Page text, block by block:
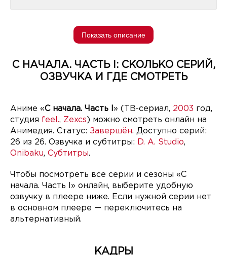
Показать описание
С НАЧАЛА. ЧАСТЬ I: СКОЛЬКО СЕРИЙ,
ОЗВУЧКА И ГДЕ СМОТРЕТЬ
Аниме «С начала. Часть I » (ТВ-сериал, 2003 год,
студия feel., Zexcs ) можно смотреть онлайн на
Анимедия. Статус: Завершён. Доступно серий:
26 из 26. Озвучка и субтитры: D. A. Studio,
Onibaku, Субтитры.
Чтобы посмотреть все серии и сезоны «С
начала. Часть I» онлайн, выберите удобную
озвучку в плеере ниже. Если нужной серии нет
в основном плеере — переключитесь на
альтернативный.
КАДРЫ